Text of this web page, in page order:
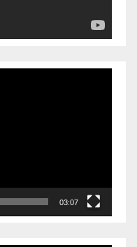
03:07